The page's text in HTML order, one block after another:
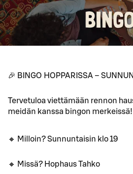
🎉 BINGO HOPPARISSA –
Tervetuloa viettämään rennon
meidän kanssa bingon
🔸 Milloin? Sunnuntaisin klo 19
🔸 Missä? Hophaus Tahko